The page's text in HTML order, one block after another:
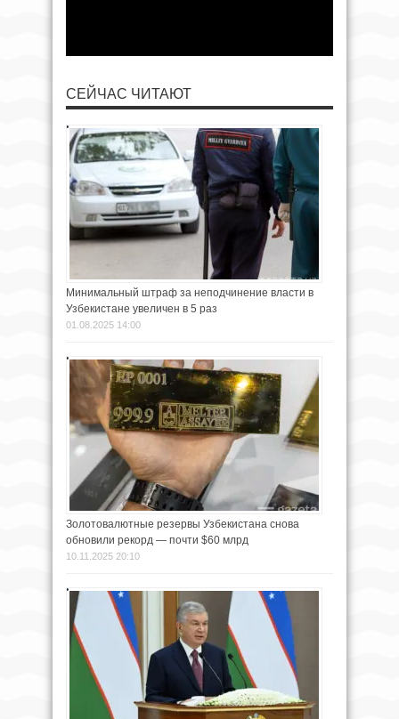
СЕЙЧАС ЧИТАЮТ
Минимальный штраф за неподчинение власти в
Узбекистане увеличен в 5 раз
01.08.2025 14:00
Золотовалютные резервы Узбекистана снова
обновили рекорд — почти $60 млрд
10.11.2025 20:10